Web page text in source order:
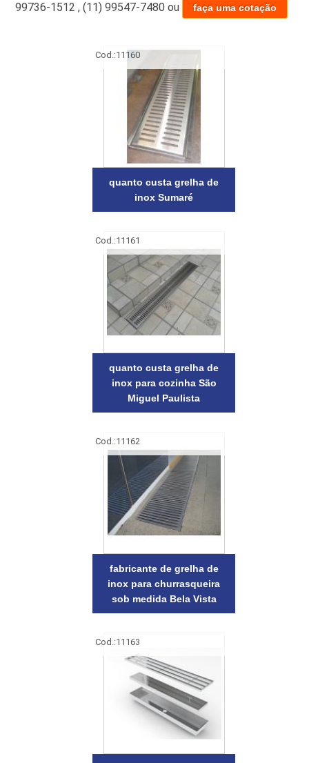
99736-1512 , (11) 99547-7480ou faça uma cotação
Cod.:11160
quanto custa grelha de
inox Sumaré
Cod.:11161
quanto custa grelha de
inox para cozinha São
Miguel Paulista
Cod.:11162
fabricante de grelha de
inox para churrasqueira
sob medida Bela Vista
Cod.:11163